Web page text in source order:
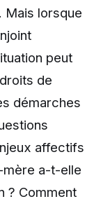
Mais lorsque
peut
de
démarches
affectifs
mère a-t-elle
? Comment